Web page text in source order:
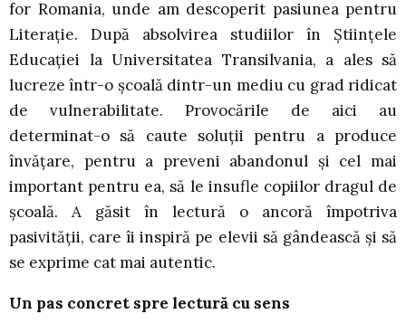
for Romania, unde am descoperit pasiunea pentru
Literație. După absolvirea studiilor în Științele
Educației la Universitatea Transilvania, a ales să
lucreze într-o școală dintr-un mediu cu grad ridicat
de vulnerabilitate. Provocările de aici au
determinat-o să caute soluții pentru a produce
învățare, pentru a preveni abandonul și cel mai
important pentru ea, să le insufle copiilor dragul de
școală. A găsit în lectură o ancoră împotriva
pasivității, care îi inspiră pe elevii să gândească și să
se exprime cat mai autentic.
Un pas concret spre lectură cu sens